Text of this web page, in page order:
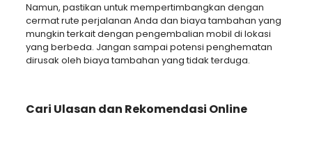
Namun, pastikan untuk mempertimbangkan dengan
cermat rute perjalanan Anda dan biaya tambahan yang
mungkin terkait dengan pengembalian mobil di lokasi
yang berbeda. Jangan sampai potensi penghematan
dirusak oleh biaya tambahan yang tidak terduga.
Cari Ulasan dan Rekomendasi Online